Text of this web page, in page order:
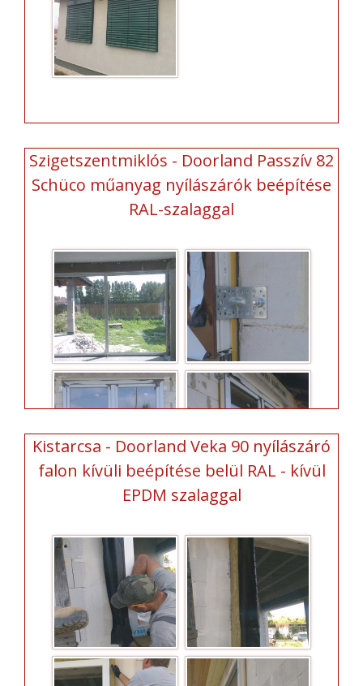
Szigetszentmiklós - Doorland Passzív 82
Schüco műanyag nyílászárók beépítése
RAL-szalaggal
Kistarcsa - Doorland Veka 90 nyílászáró
falon kívüli beépítése belül RAL - kívül
EPDM szalaggal